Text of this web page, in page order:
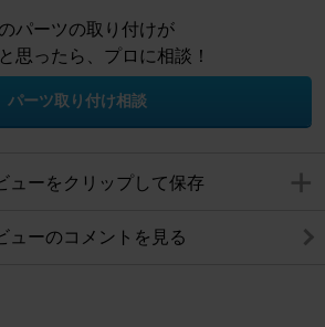
パーツの取り付けが
思ったら、プロに相談！
パーツ取り付け相談
ューをクリップして保存
ューのコメントを見る